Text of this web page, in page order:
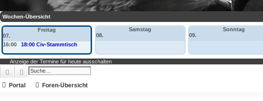
Wochen-Übersicht
Freitag
07.
16:00
18:00 Civ-Stammtisch
Samstag
08.
Sonntag
09.
Anzeige der Termine für heute ausschalten
Suche Erweiterte Suche
Portal Foren-Übersicht